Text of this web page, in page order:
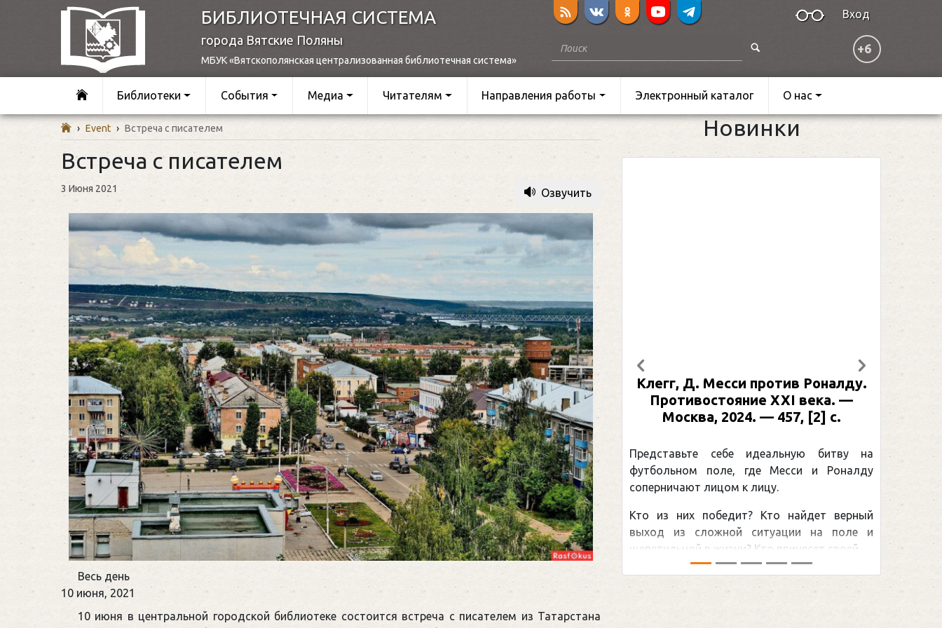
БИБЛИОТЕЧНАЯ СИСТЕМА
города Вятские Поляны
МБУК «Вятскополянская централизованная библиотечная система»
Вход
+6
Библиотеки События Медиа Читателям Направления работы Электронный каталог О нас
› Event › Встреча с писателем
Встреча с писателем
3 Июня 2021 Озвучить
Встреча
с
Весь день
10 июня, 2021
10 июня в центральной городской библиотеке состоится встреча с писателем из Татарстана
Новинки
Клегг, Д. Месси против Роналду.
Противостояние XXI века. —
Москва, 2024. — 457, [2] с.
Представьте себе идеальную битву на
футбольном поле, где Месси и Роналду
соперничают лицом к лицу.
Кто из них победит? Кто найдет верный
выход из сложной ситуации на поле и
щепетильной в жизни? Кто принесет своей ...
Предыдущий Следующий